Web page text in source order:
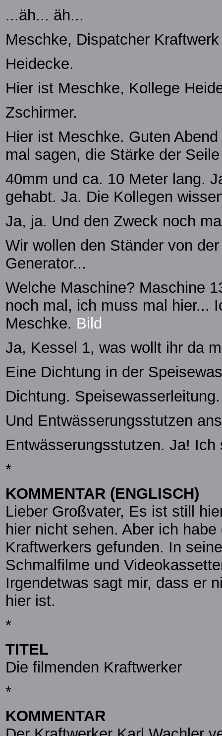
...äh... äh...
Meschke, Dispatcher
Heidecke.
Hier ist Meschke, Kollege
Zschirmer.
Hier ist Meschke. Guten
mal sagen, die Stärke der
40mm und ca. 10 Meter lang.
gehabt. Ja. Die Kollegen
Ja, ja. Und den Zweck noch
Wir wollen den Ständer von
Generator...
Welche Maschine? Maschine
noch mal, ich muss mal hier...
Meschke. Bild
Ja, Kessel 1, was wollt ihr da
Eine Dichtung in der
Dichtung.
Und Entwässerungsstutzen
Entwässerungsstutzen. Ja!
*
KOMMENTAR (ENGLISCH)
Lieber Großvater, Es ist still
hier nicht sehen. Aber ich
Kraftwerkers gefunden. In
Schmalfilme und
Irgendetwas sagt mir, dass er
hier ist.
*
TITEL
Die filmenden Kraftwerker
*
KOMMENTAR